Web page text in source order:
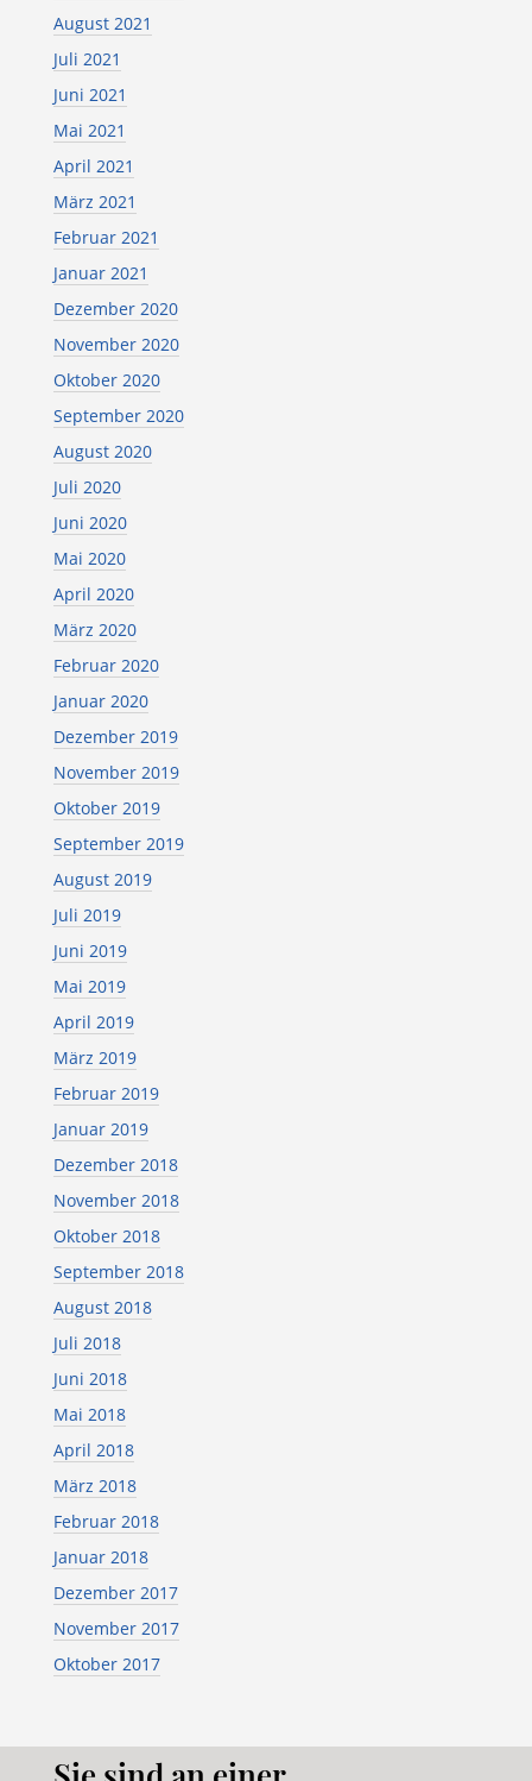
August 2021
Juli 2021
Juni 2021
Mai 2021
April 2021
März 2021
Februar 2021
Januar 2021
Dezember 2020
November 2020
Oktober 2020
September 2020
August 2020
Juli 2020
Juni 2020
Mai 2020
April 2020
März 2020
Februar 2020
Januar 2020
Dezember 2019
November 2019
Oktober 2019
September 2019
August 2019
Juli 2019
Juni 2019
Mai 2019
April 2019
März 2019
Februar 2019
Januar 2019
Dezember 2018
November 2018
Oktober 2018
September 2018
August 2018
Juli 2018
Juni 2018
Mai 2018
April 2018
März 2018
Februar 2018
Januar 2018
Dezember 2017
November 2017
Oktober 2017